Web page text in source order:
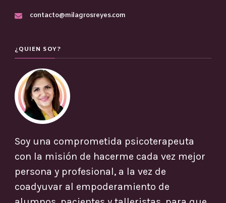
contacto@milagrosreyes.com
¿QUIEN SOY?
Soy una comprometida psicoterapeuta
con la misión de hacerme cada vez mejor
persona y profesional, a la vez de
coadyuvar al empoderamiento de